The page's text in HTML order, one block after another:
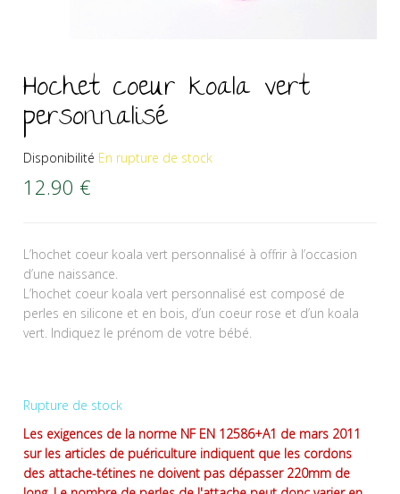
Hochet coeur koala vert
personnalisé
Disponibilité En rupture de stock
12.90 €
L’hochet coeur koala vert personnalisé à offrir à l’occasion
d’une naissance.
L’hochet coeur koala vert personnalisé est composé de
perles en silicone et en bois, d’un coeur rose et d’un koala
vert. Indiquez le prénom de votre bébé.
Rupture de stock
Les exigences de la norme NF EN 12586+A1 de mars 2011
sur les articles de puériculture indiquent que les cordons
des attache-tétines ne doivent pas dépasser 220mm de